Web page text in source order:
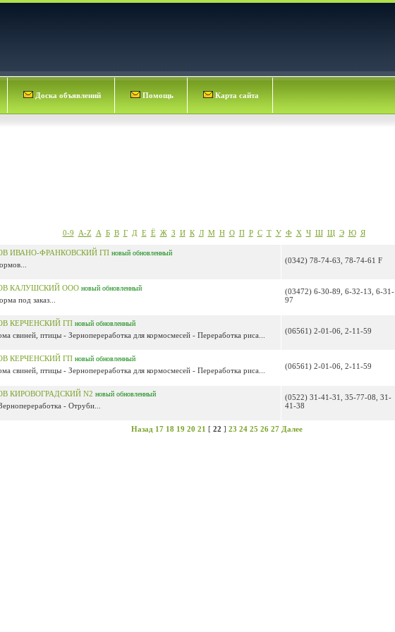
Доска объявлений Помощь Карта сайта
0-9 A-Z А Б В Г Д Е Ё Ж З И К Л М Н О П Р С Т У Ф Х Ч Ш Щ Э Ю Я
ИВАНО-ФРАНКОВСКИЙ ГП новый обновленный
(0342) 78-74-63, 78-74-61 F
КАЛУШСКИЙ ООО новый обновленный
под заказ...
(03472) 6-30-89, 6-32-13, 6-31-
97
КЕРЧЕНСКИЙ ГП новый обновленный
свиней, птицы - Зернопереработка для кормосмесей - Переработка риса... (06561) 2-01-06, 2-11-59
КЕРЧЕНСКИЙ ГП новый обновленный
свиней, птицы - Зернопереработка для кормосмесей - Переработка риса... (06561) 2-01-06, 2-11-59
КИРОВОГРАДСКИЙ N2 новый обновленный
- Отруби...
(0522) 31-41-31, 35-77-08, 31-
41-38
Назад 17 18 19 20 21 [ 22 ] 23 24 25 26 27 Далее